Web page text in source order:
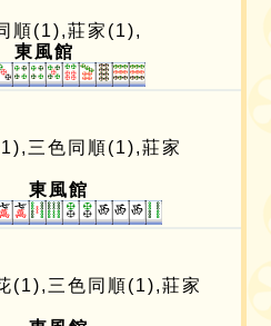
順(1),莊家(1),
風館
三色同順(1),莊家
東風館
(1),三色同順(1),莊家